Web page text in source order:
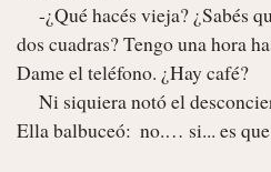
dos cuadras? Tengo una hora
Dame el teléfono. ¿Hay café?
Ella balbuceó:  no.… si... es